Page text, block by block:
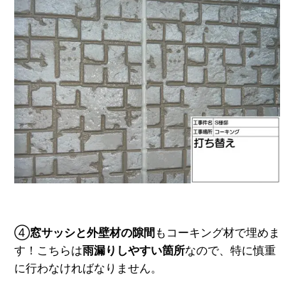
④窓サッシと外壁材の隙間 もコーキング材で埋めま
す！こちらは雨漏りしやすい箇所なので、特に慎重
に行わなければなりません。